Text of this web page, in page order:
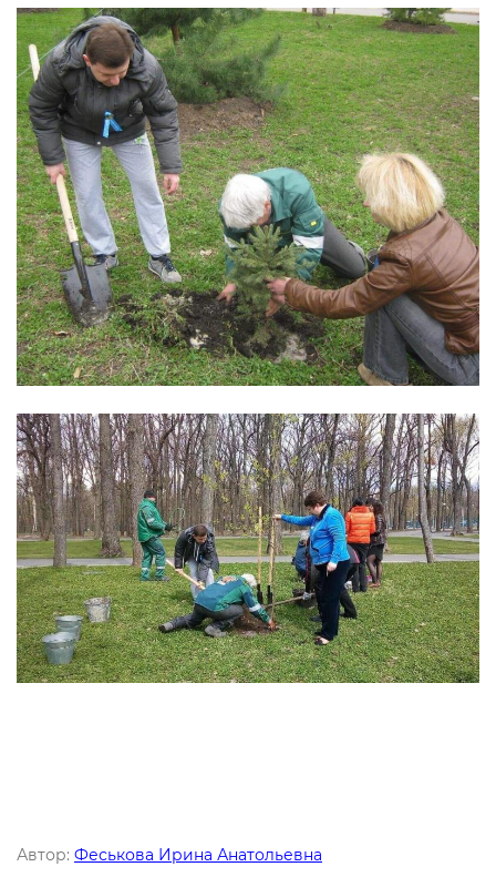
Автор: Феськова Ирина Анатольевна